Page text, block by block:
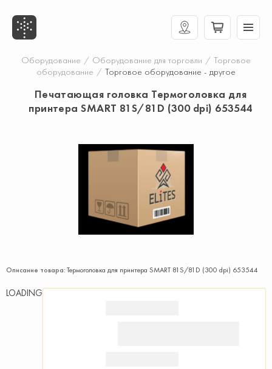
Оборудование / Оборудование для торговли / Торговое
оборудование / Торговое оборудование - другое
Печатающая головка Термоголовка для
принтера SMART 81S/81D (300 dpi) 653544
Описание товара:Термоголовка для принтера SMART 81S/81D (300 dpi) 653544
LOADING